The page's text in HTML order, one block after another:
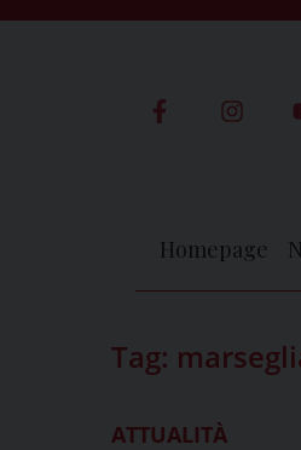
Homepage
Tag:
ATTUALITÀ